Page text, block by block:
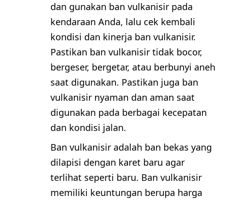
dan gunakan ban vulkanisir pada
kendaraan Anda, lalu cek kembali
kondisi dan kinerja ban vulkanisir.
Pastikan ban vulkanisir tidak bocor,
bergeser, bergetar, atau berbunyi aneh
saat digunakan. Pastikan juga ban
vulkanisir nyaman dan aman saat
digunakan pada berbagai kecepatan
dan kondisi jalan.
Ban vulkanisir adalah ban bekas yang
dilapisi dengan karet baru agar
terlihat seperti baru. Ban vulkanisir
memiliki keuntungan berupa harga